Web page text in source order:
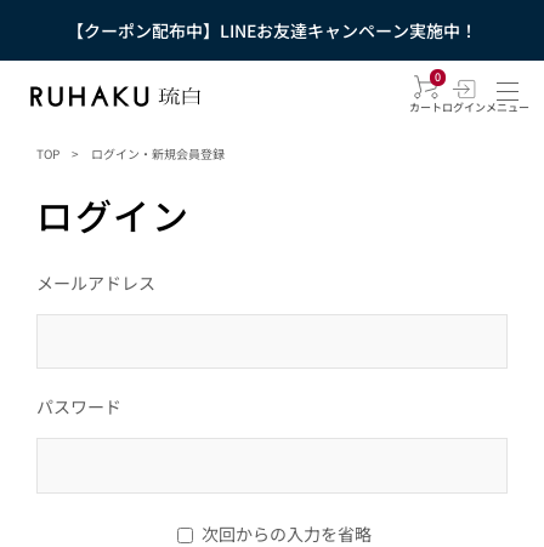
【クーポン配布中】LINEお友達キャンペーン実施中！
0
カートログインメニュー
TOP > ログイン・新規会員登録
ログイン
メールアドレス
パスワード
次回からの入力を省略